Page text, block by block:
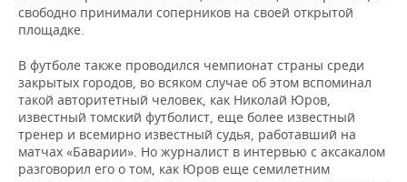
свободно принимали соперников на своей открытой
площадке.
В футболе также проводился чемпионат страны среди
закрытых городов, во всяком случае об этом вспоминал
такой авторитетный человек, как Николай Юров,
известный томский футболист, еще более известный
тренер и всемирно известный судья, работавший на
матчах «Баварии». Но журналист в интервью с аксакалом
разговорил его о том, как Юров еще семилетним